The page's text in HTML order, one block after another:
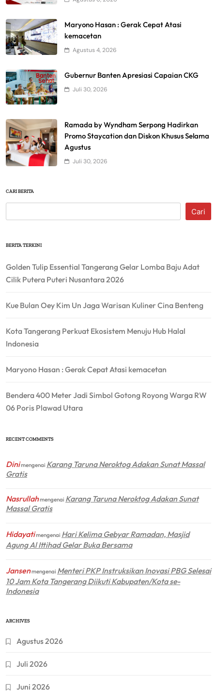
Maryono Hasan : Gerak Cepat Atasi
kemacetan
Agustus 4, 2026
Gubernur Banten Apresiasi Capaian CKG
Juli 30, 2026
Ramada by Wyndham Serpong Hadirkan
Promo Staycation dan Diskon Khusus Selama
Agustus
Juli 30, 2026
CARI BERITA
Cari
BERITA TERKINI
Golden Tulip Essential Tangerang Gelar Lomba Baju Adat
Cilik Putera Puteri Nusantara 2026
Kue Bulan Oey Kim Un Jaga Warisan Kuliner Cina Benteng
Kota Tangerang Perkuat Ekosistem Menuju Hub Halal
Indonesia
Maryono Hasan : Gerak Cepat Atasi kemacetan
Bendera 400 Meter Jadi Simbol Gotong Royong Warga RW
06 Poris Plawad Utara
RECENT COMMENTS
Dinimengenai Karang Taruna Neroktog Adakan Sunat Massal
Gratis
Nasrullahmengenai Karang Taruna Neroktog Adakan Sunat
Massal Gratis
Hidayatimengenai Hari Kelima Gebyar Ramadan, Masjid
Agung Al Ittihad Gelar Buka Bersama
Jansenmengenai Menteri PKP Instruksikan Inovasi PBG Selesai
10 Jam Kota Tangerang Diikuti Kabupaten/Kota se-
Indonesia
ARCHIVES
Agustus 2026
Juli 2026
Juni 2026